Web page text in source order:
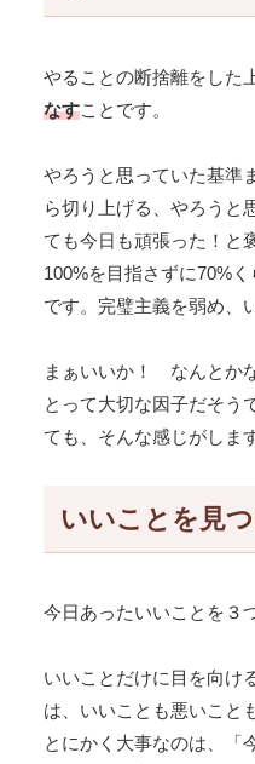
やることの断捨離をした
なすことです。
やろうと思っていた基準
ら切り上げる、やろうと
ても今日も頑張った！と
100%を目指さずに70%
です。完璧主義を弱め、
まぁいいか！ なんとか
とって大切な因子だそう
ても、そんな感じがしま
いいことを見
今日あったいいことを３
いいことだけに目を向け
は、いいことも悪いこと
とにかく大事なのは、「